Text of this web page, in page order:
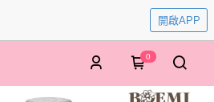
開啟APP
0